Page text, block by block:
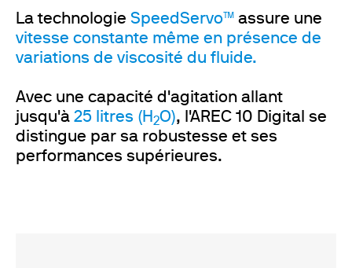
La technologie SpeedServo™ assure une
vitesse constante même en présence de
variations de viscosité du fluide.
Avec une capacité d'agitation allant
jusqu'à 25 litres (H 2O), l'AREC 10 Digital se
distingue par sa robustesse et ses
performances supérieures.